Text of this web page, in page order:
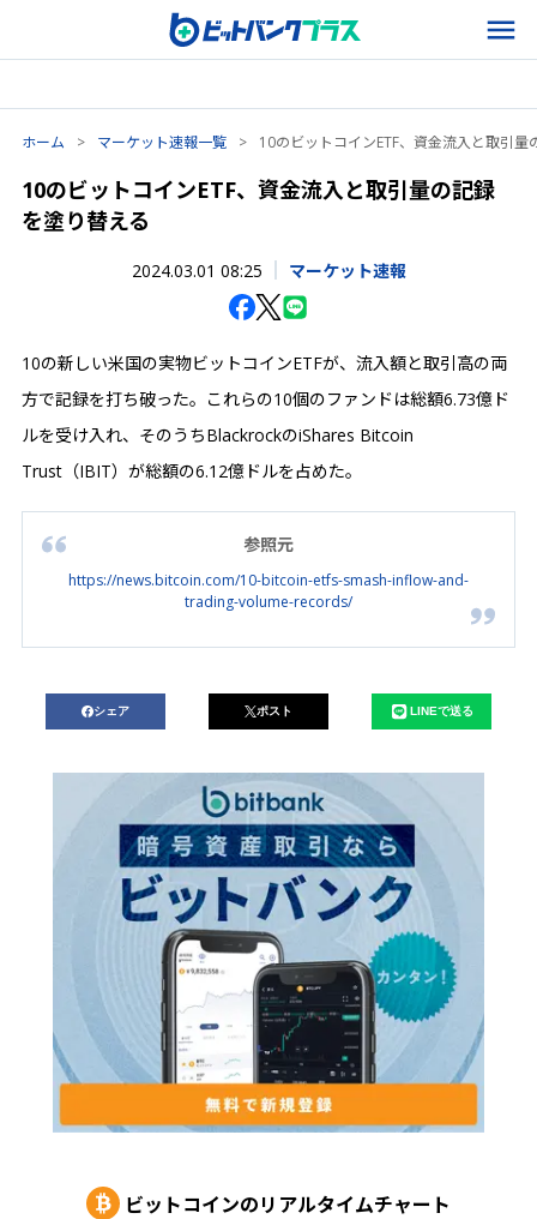
ホーム > マーケット速報一覧 > 10のビットコインETF、資金流入と取引量
10のビットコインETF、資金流入と取引量の記録
を塗り替える
2024.03.01 08:25 マーケット速報
10の新しい米国の実物ビットコインETFが、流入額と取引高の両
方で記録を打ち破った。これらの10個のファンドは総額6.73億ド
ルを受け入れ、そのうちBlackrockのiShares Bitcoin
Trust（IBIT）が総額の6.12億ドルを占めた。
参照元
https://news.bitcoin.com/10-bitcoin-etfs-smash-inflow-and-
trading-volume-records/
シェア ポスト LINEで送る
ビットコインのリアルタイムチャート